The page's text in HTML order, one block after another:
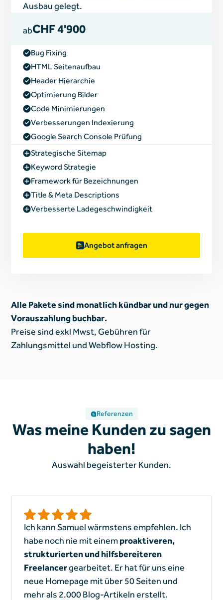
Ausbau gelegt.
abCHF 4'900
Bug Fixing
HTML Seitenaufbau
Header Hierarchie
Optimierung Bilder
Code Minimierungen
Verbesserungen Indexierung
Google Search Console Prüfung
Strategische Sitemap
Keyword Strategie
Framework für Bezeichnungen
Title & Meta Descriptions
Verbesserte Ladegeschwindigkeit
Angebot anfragen
Alle Pakete sind monatlich kündbar und nur gegen
Vorauszahlung buchbar.
Preise sind exkl Mwst, Gebühren für
Zahlungsmittel und Webflow Hosting.
Referenzen
Was meine Kunden zu sagen
haben!
Auswahl begeisterter Kunden.
Ich kann Samuel wärmstens empfehlen. Ich
habe noch nie mit einemproaktiveren,
strukturierten und hilfsbereiteren
Freelancergearbeitet. Er hat für uns eine
neue Homepage mit über 50 Seiten und
mehr als 2.000 Blog-Artikeln erstellt.